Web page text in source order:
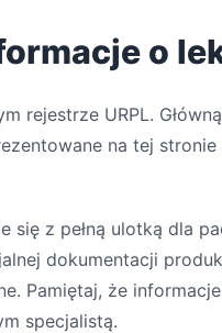
o
rejestrze URPL.
na tej
z pełną ulotką dla
dokumentacji
Pamiętaj, że
specjalistą.